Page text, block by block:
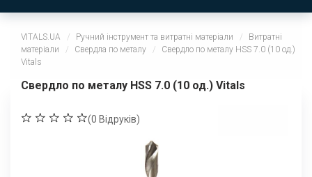
VITALS.UA Ручний інструмент та витратні матеріали
Витратні
матеріали
Свердла по металу
Свердло по металу HSS 7.0 (10 од.)
Vitals
Свердло по металу HSS 7.0 (10 од.) Vitals
(0 Відруків)